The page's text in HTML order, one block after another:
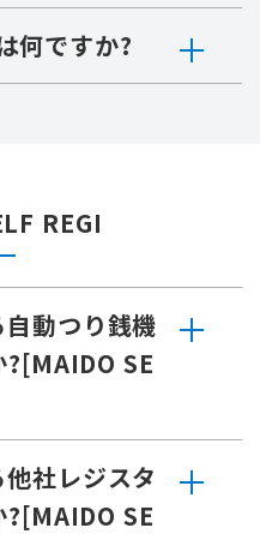
何ですか?
REGI
動つり銭機
SE
社レジスタ
SE